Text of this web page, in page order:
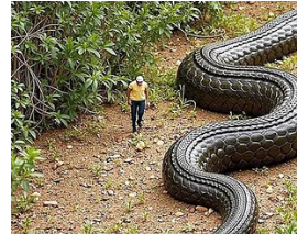
schopnostmi a
Pokud si chcete
který vás nenechá
BigParrot Nursery
velkého kakadua
žlutochocholatého